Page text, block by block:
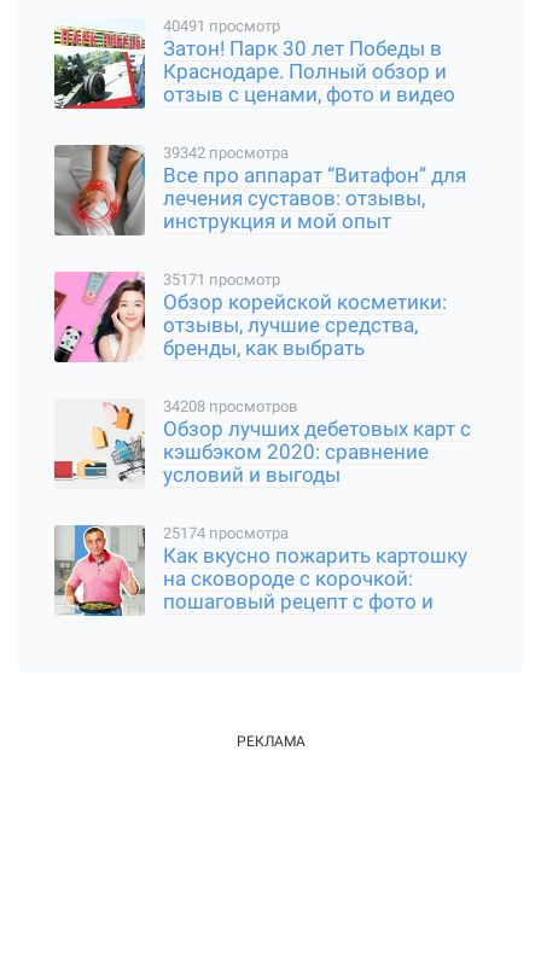
40491 просмотр
Затон! Парк 30 лет Победы в
Краснодаре. Полный обзор и
отзыв с ценами, фото и видео
39342 просмотра
Все про аппарат “Витафон” для
лечения суставов: отзывы,
инструкция и мой опыт
35171 просмотр
Обзор корейской косметики:
отзывы, лучшие средства,
бренды, как выбрать
34208 просмотров
Обзор лучших дебетовых карт с
кэшбэком 2020: сравнение
условий и выгоды
25174 просмотра
Как вкусно пожарить картошку
на сковороде с корочкой:
пошаговый рецепт с фото и